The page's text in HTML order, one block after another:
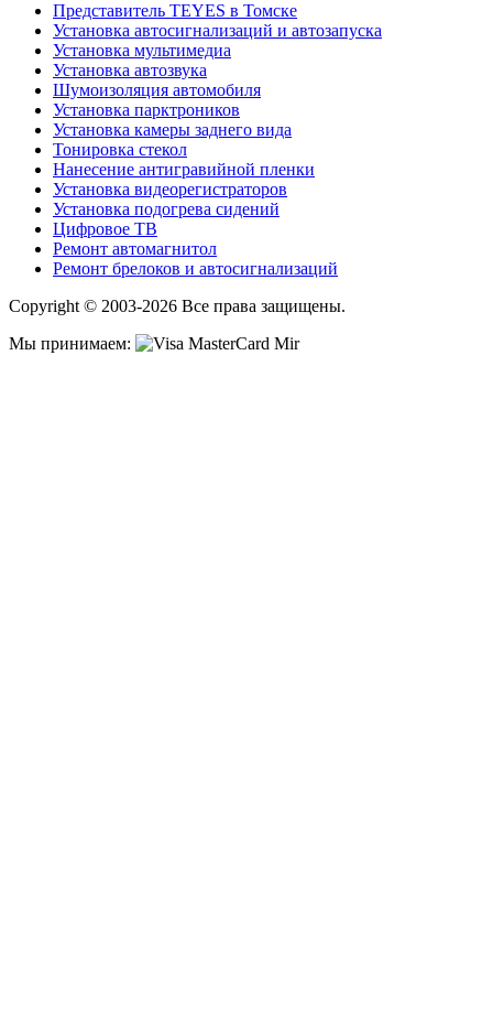
Представитель TEYES в Томске
Установка автосигнализаций и автозапуска
Установка мультимедиа
Установка автозвука
Шумоизоляция автомобиля
Установка парктроников
Установка камеры заднего вида
Тонировка стекол
Нанесение антигравийной пленки
Установка видеорегистраторов
Установка подогрева сидений
Цифровое ТВ
Ремонт автомагнитол
Ремонт брелоков и автосигнализаций
Copyright © 2003-2026 Все права защищены.
Мы принимаем: